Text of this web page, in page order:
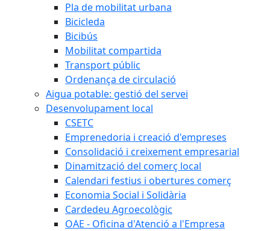
Pla de mobilitat urbana
Bicicleda
Bicibús
Mobilitat compartida
Transport públic
Ordenança de circulació
Aigua potable: gestió del servei
Desenvolupament local
CSETC
Emprenedoria i creació d'empreses
Consolidació i creixement empresarial
Dinamització del comerç local
Calendari festius i obertures comerç
Economia Social i Solidària
Cardedeu Agroecològic
OAE - Oficina d'Atenció a l'Empresa